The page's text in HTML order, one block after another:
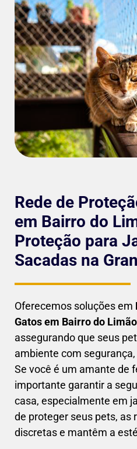
Rede de
em Bairro do
Proteção para
Sacadas na
Oferecemos soluções em
Gatos em Bairro do Limão
assegurando que seus
ambiente com
Se você é um amante de
importante garantir a
casa, especialmente em
de proteger seus pets, as
discretas e mantêm a